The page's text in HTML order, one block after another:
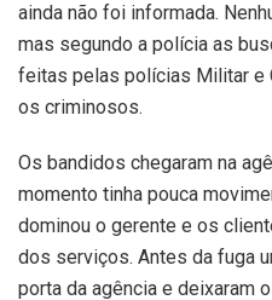
ainda não foi informada.
mas segundo a polícia as
feitas pelas polícias Militar e
os criminosos.
Os bandidos chegaram na
momento tinha pouca
dominou o gerente e os
dos serviços. Antes da fuga
porta da agência e deixaram